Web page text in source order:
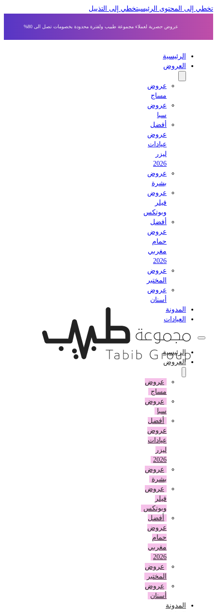
إلى المحتوى الرئيسي تخطي إلى التذييل
عروض حصرية لعملاء مجموعة طبيب ولفترة محدودة بخصومات تصل الى 80%
الرئيسية
العروض
عروض
مساج
عروض
أفضل
عروض
عيادات
عروض
بشرة
عروض
وبوتكس
أفضل
عروض
حمام
مغربي
عروض
المختبر
عروض
أسنان
المدونة
العيادات
الرئيسية
العروض
عروض
مساج
عروض
أفضل
عروض
عيادات
عروض
بشرة
عروض
وبوتكس
أفضل
عروض
حمام
مغربي
عروض
المختبر
عروض
أسنان
المدونة